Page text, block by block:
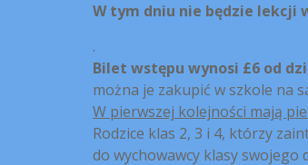
W tym dniu nie będzie lekcji
.
Bilet wstępu wynosi £6 od
można je zakupić w
W pierwszej kolejności mają
Rodzice klas 2, 3 i 4, którzy
do wychowawcy klasy swojego